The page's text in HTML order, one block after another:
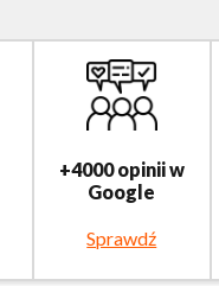
+4000 opinii w
Google
Sprawdź